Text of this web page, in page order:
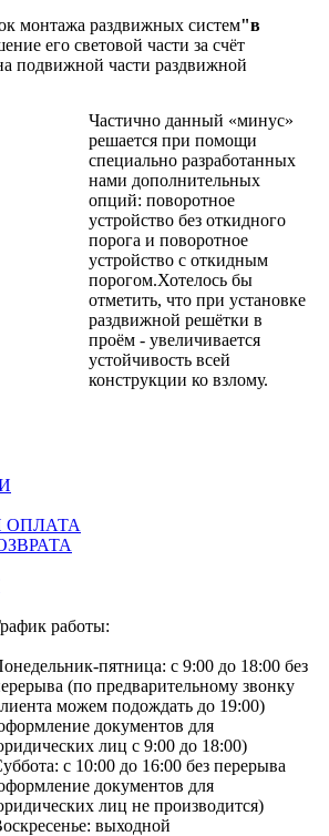
монтажа раздвижных систем"в
его световой части за счёт
подвижной части раздвижной
Частично данный «минус»
решается при помощи
специально разработанных
нами дополнительных
опций: поворотное
устройство без откидного
порога и поворотное
устройство с откидным
порогом.Хотелось бы
отметить, что при установке
раздвижной решётки в
проём - увеличивается
устойчивость всей
конструкции ко взлому.
ОПЛАТА
работы:
пятница: с 9:00 до 18:00 без
(по предварительному звонку
можем подождать до 19:00)
документов для
лиц с 9:00 до 18:00)
с 10:00 до 16:00 без перерыва
документов для
лиц не производится)
выходной